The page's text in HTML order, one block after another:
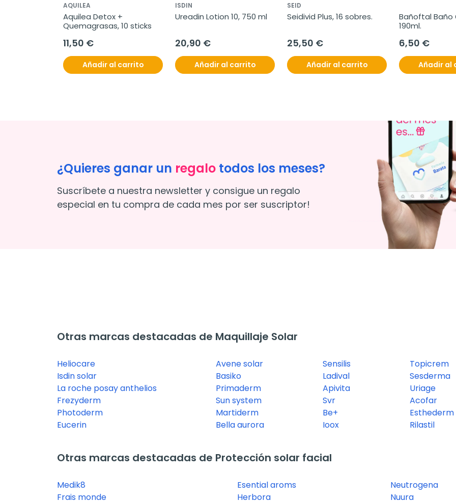
AQUILEA
Aquilea Detox +
Quemagrasas, 10 sticks
11,50 €
Añadir al carrito
ISDIN
Ureadin Lotion 10, 750 ml
20,90 €
Añadir al carrito
SEID
Seidivid Plus, 16 sobres.
25,50 €
Añadir al carrito
Bañoftal Baño
190ml.
6,50 €
Añadir al
¿Quieres ganar un regalo todos los meses?
Suscríbete a nuestra newsletter y consigue un regalo
especial en tu compra de cada mes por ser suscriptor!
Otras marcas destacadas de Maquillaje Solar
Heliocare
Isdin solar
La roche posay anthelios
Frezyderm
Photoderm
Eucerin
Avene solar
Basiko
Primaderm
Sun system
Martiderm
Bella aurora
Sensilis
Ladival
Apivita
Svr
Be+
Ioox
Topicrem
Sesderma
Uriage
Acofar
Esthederm
Rilastil
Otras marcas destacadas de Protección solar facial
Medik8
Frais monde
Esential aroms
Herbora
Neutrogena
Nuura